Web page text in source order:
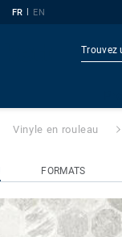
FR | EN
Vinyle en rouleau
FORMATS